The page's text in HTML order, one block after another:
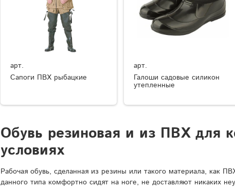
арт.
Сапоги ПВХ рыбацкие
арт.
Галоши садовые силикон
утепленные
Обувь резиновая и из ПВХ для
условиях
Рабочая обувь, сделанная из резины или такого материала, как
данного типа комфортно сидят на ноге, не доставляют никаких